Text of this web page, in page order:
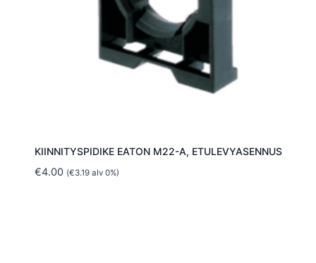
KIINNITYSPIDIKE EATON M22-A, ETULEVYASENNUS
€4.00 (€3.19alv 0%)